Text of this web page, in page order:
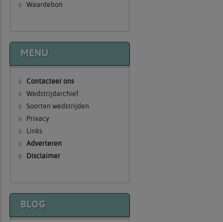
Waardebon
MENU
Contacteer ons
Wedstrijdarchief
Soorten wedstrijden
Privacy
Links
Adverteren
Disclaimer
BLOG